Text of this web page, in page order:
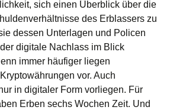
sich einen Überblick über die
des Erblassers zu
dessen Unterlagen und Policen
digitale Nachlass im Blick
immer häufiger liegen
vor. Auch
in digitaler Form vorliegen. Für
Erben sechs Wochen Zeit. Und